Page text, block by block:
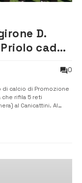
D.
cade
0
di calcio di Promozione
che rifila 5 reti
al Canicattini. Al